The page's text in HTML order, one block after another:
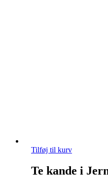
Tilføj til kurv
Te kande i